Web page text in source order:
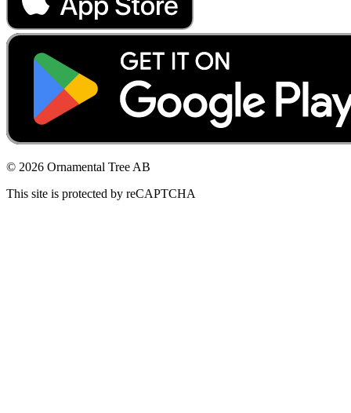
© 2026 Ornamental Tree AB
This site is protected by reCAPTCHA